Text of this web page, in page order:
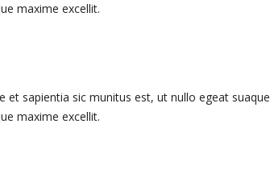
maxime excellit.
sapientia sic munitus est, ut nullo egeat suaque
maxime excellit.